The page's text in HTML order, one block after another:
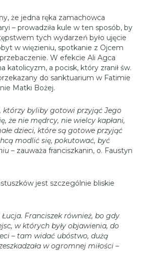
że jedna ręka zamachowca
– prowadziła kule w ten sposób, by
tych wydarzeń było ujęcie
w więzieniu, spotkanie z Ojcem
W efekcie Ali Agca
katolicyzm, a pocisk, który zranił św.
do sanktuarium w Fatimie
Matki Bożej.
którzy byliby gotowi przyjąć Jego
że nie mędrcy, nie wielcy kapłani,
dzieci, które są gotowe przyjąć
modlić się, pokutować, być
– zauważa franciszkanin, o. Faustyn
jest szczególnie bliskie
Franciszek również, bo gdy
w których były objawienia, do
– tam widać ubóstwo, dużą
w ogromnej miłości –